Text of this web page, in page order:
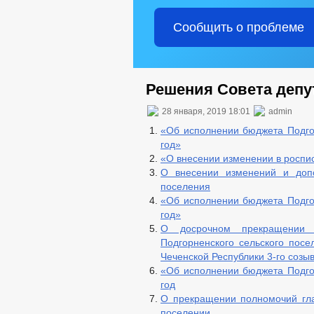
СОСТАВ ПОСЕЛЕНИЯ
ПРЕДПРИНИМАТЕЛЬСТВО
ФИНАНСОВО-ЭКОНОМИЧЕСКОЕ
ОБЪЕКТЫ ДЛЯ МАЛОГО И СРЕДНЕГО
ЗАКУПКА ТОВАРОВ, РАБОТ И УСЛУГ
СТАТИСТИЧЕСКИЕ ДАННЫЕ
КОМИССИИ
РАБОЧАЯ ГРУППА
РАБОЧАЯ ГРУППА ПО
КОМИССИЯ ПО СОБЛЮДЕНИЮ
СХОД ГРАЖДАН
ТЕКСТЫ
ЗАКУПКА ТОВАРОВ, РАБОТ И УСЛУГ
СОВЕТ ДЕПУТАТОВ
ДЕПУТАТЫ
СТРУКТУРА, ПОЛНОМОЧИЯ, ЗАДАЧИ
ПРОТИВОДЕЙСТВИЕ КОРРУПЦИИ
НПА
ФОРМЫ
СВЕДЕНИЯ О ДОХОДАХ, РАСХОДАХ,
Сообщить о проблеме
Решения Совета
28 января, 2019 18:01 admin
«Об исполнении бюджета
год»
«О внесении изменении в
О внесении изменений и
поселения
«Об исполнении бюджета
год»
О досрочном прекращении
Подгорненского сельского
Чеченской Республики 3-го
«Об исполнении бюджета
год
О прекращении полномочий